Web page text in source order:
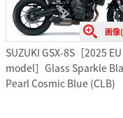
画像
SUZUKI GSX-8S［2025 EU
model］Glass Sparkle
Pearl Cosmic Blue (CLB)